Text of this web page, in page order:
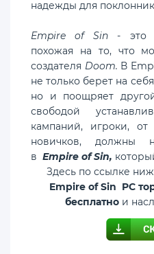
надежды для
Empire of Sin - это
похожая на то, что
создателя Doom. В
не только берет на
но и поощряет
свободой
кампаний, игроки, от
новичков, должны
в Empire of Sin,
Здесь по ссылке
Empire of Sin PC
бесплатно и